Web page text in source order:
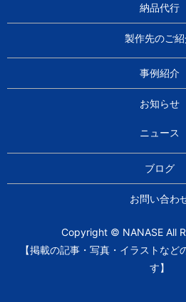
納品代行
製作先のご
事例紹介
お知らせ
ニュース
ブログ
お問い合わ
Copyright © NANASE All
【掲載の記事・写真・イラストなど
す】